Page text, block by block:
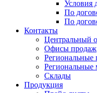
Условия
По
По
Контакты
Центральный
Офисы продаж
Региональные
Региональные
Склады
Продукция